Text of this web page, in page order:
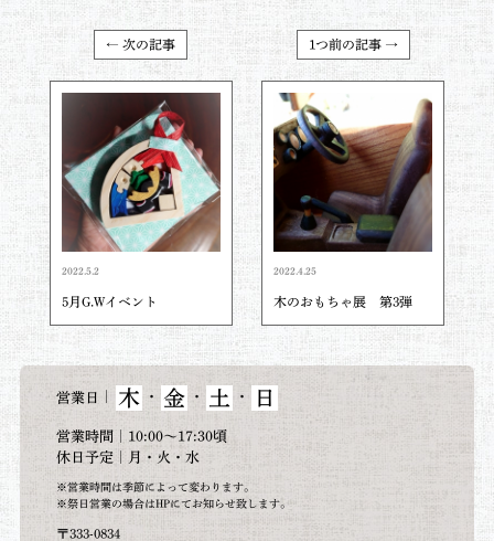
← 次の記事
2022.5.2
5月G.Wイベント
1つ前の記事 →
2022.4.25
木のおもちゃ展 第3弾
営業日 木 ・ 金 ・ 土 ・ 日
営業時間｜10:00～17:30頃
休日予定｜月・火・水
※営業時間は季節によって変わります。
※祭日営業の場合はHPにてお知らせ致します。
〒333-0834